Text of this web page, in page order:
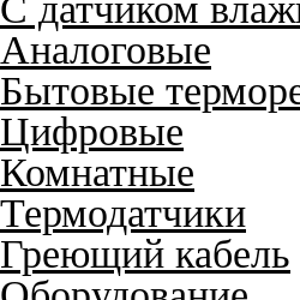
Аналоговые
Бытовые
Цифровые
Комнатные
Термодатчики
Греющий кабель